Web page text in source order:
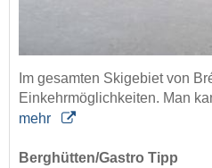
Im gesamten Skigebiet von
Einkehrmöglichkeiten. Man
mehr
Berghütten/Gastro Tipp